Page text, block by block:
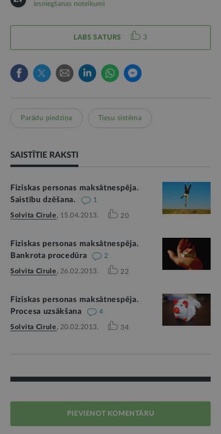
iesniegšanas noteikumi
LABS SATURS 3
Parādu piedziņa Tiesu sistēma
SAISTĪTIE RAKSTI
Fiziskas personas maksātnespēja.
Saistību dzēšana.
1
Solvita Cīrule , 15.04.2013. 20
Fiziskas personas maksātnespēja.
Bankrota procedūra
2
Solvita Cīrule , 26.02.2013. 22
Fiziskas personas maksātnespēja.
Procesa uzsākšana
4
Solvita Cīrule , 20.02.2013. 34
PIEVIENOT KOMENTĀRU